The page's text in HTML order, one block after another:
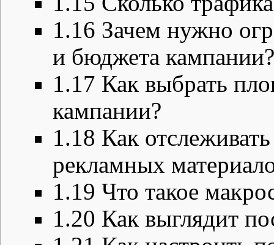
1.16 Зачем нужно
и бюджета кампании?
1.17 Как выбрать
кампании?
1.18 Как
рекламных
1.19 Что такое
1.20 Как выглядит